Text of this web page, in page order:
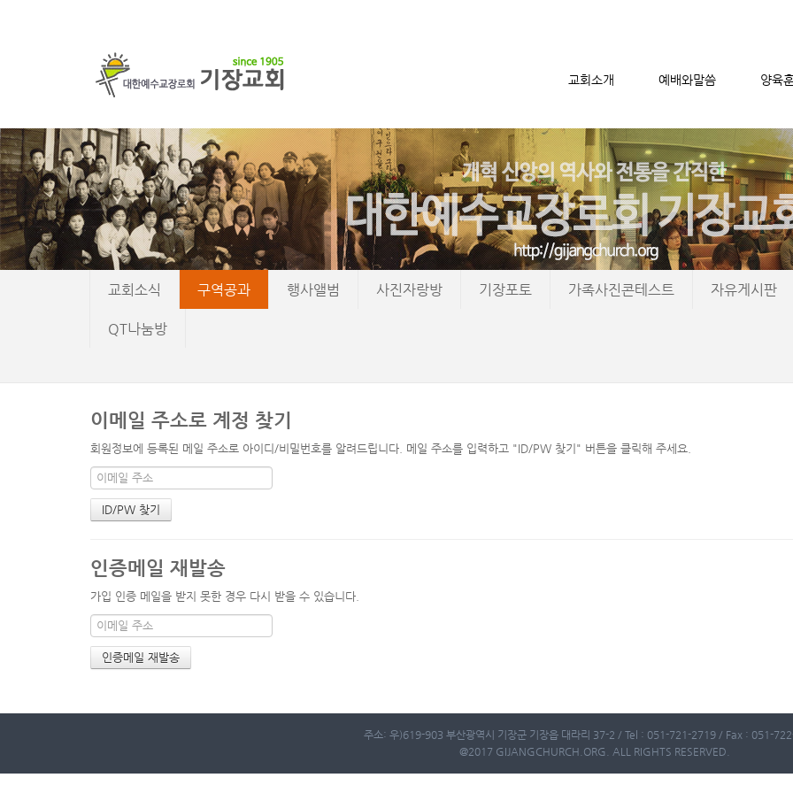
교회소개 예배와말씀 양육
메뉴 건너뛰기
교회소식 구역공과 행사앨범 사진자랑방 기장포토 가족사진콘테스트 자유게시판
QT나눔방
이메일 주소로 계정 찾기
회원정보에 등록된 메일 주소로 아이디/비밀번호를 알려드립니다. 메일 주소를 입력하고 "ID/PW 찾기" 버튼을 클릭해 주세요.
인증메일 재발송
가입 인증 메일을 받지 못한 경우 다시 받을 수 있습니다.
주소: 우)619-903 부산광역시 기장군 기장읍 대라리 37-2 / Tel : 051-721-2719 / Fax : 051-
@2017 GIJANGCHURCH.ORG. ALL RIGHTS RESERVED.